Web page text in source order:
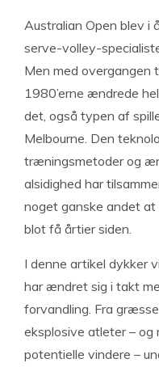
Australian Open blev i
serve-volley-
Men med overgangen
1980’erne ændrede
det, også typen af
Melbourne. Den
træningsmetoder og
alsidighed har
noget ganske andet
blot få årtier siden.
I denne artikel dykker
har ændret sig i takt
forvandling. Fra
eksplosive atleter – og
potentielle vindere –